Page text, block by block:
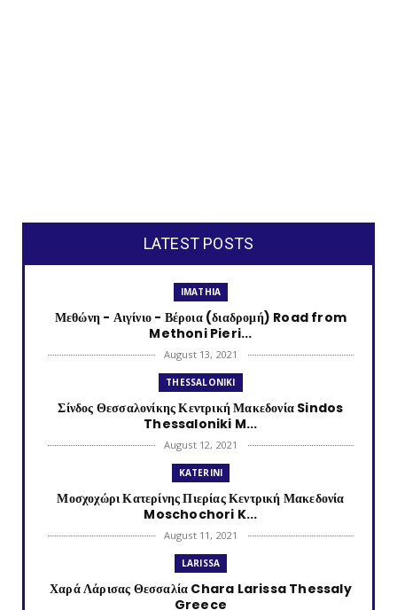
LATEST POSTS
IMATHIA
Μεθώνη - Αιγίνιο - Βέροια (διαδρομή) Road from
Methoni Pieri...
August 13, 2021
THESSALONIKI
Σίνδος Θεσσαλονίκης Κεντρική Μακεδονία Sindos
Thessaloniki M...
August 12, 2021
KATERINI
Μοσχοχώρι Κατερίνης Πιερίας Κεντρική Μακεδονία
Moschochori K...
August 11, 2021
LARISSA
Χαρά Λάρισας Θεσσαλία Chara Larissa Thessaly
Greece